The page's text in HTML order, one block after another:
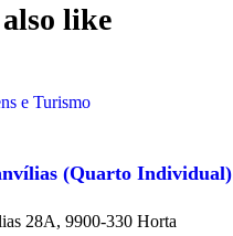
like
(Quarto Individual)
28A, 9900-330 Horta